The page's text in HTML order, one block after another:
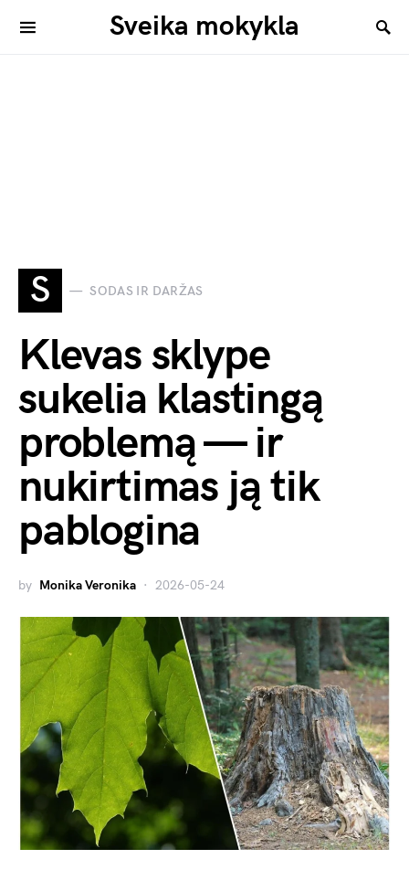
Sveika mokykla
S SODAS IR DARŽAS
Klevas sklype
sukelia klastingą
problemą — ir
nukirtimas ją tik
pablogina
by Monika Veronika 2026-05-24